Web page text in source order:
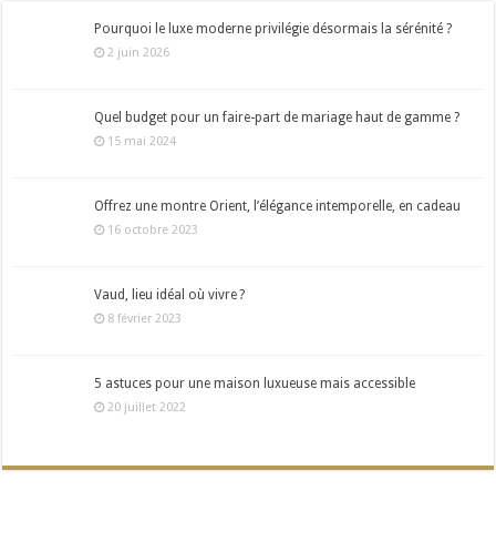
Pourquoi le luxe moderne privilégie désormais la sérénité ?
2 juin 2026
Quel budget pour un faire-part de mariage haut de gamme ?
15 mai 2024
Offrez une montre Orient, l’élégance intemporelle, en cadeau
16 octobre 2023
Vaud, lieu idéal où vivre ?
8 février 2023
5 astuces pour une maison luxueuse mais accessible
20 juillet 2022